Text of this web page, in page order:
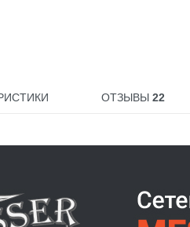
ОТЗЫВЫ22